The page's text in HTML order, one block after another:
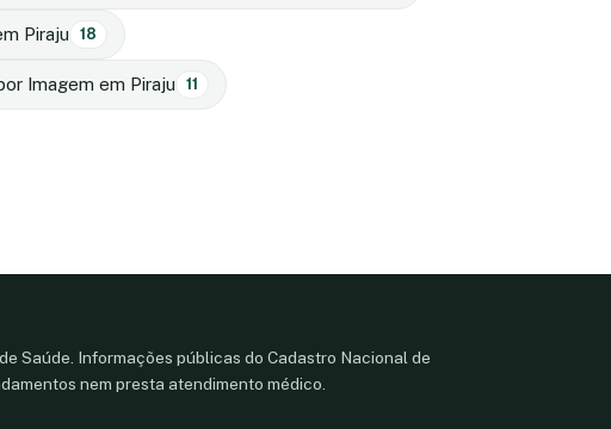
Piraju 18
Imagem em Piraju 11
Saúde. Informações públicas do Cadastro Nacional de
nem presta atendimento médico.